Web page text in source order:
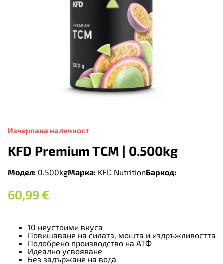
Изчерпана наличност
KFD Premium TCM | 0.500kg
Модел:0.500kgМарка:KFD NutritionБаркод:
60,99 €
10 неустоими вкуса
Повишаване на силата, мощта и издръжливостта
Подобрено производство на АТФ
Идеално усвояване
Без задържане на вода